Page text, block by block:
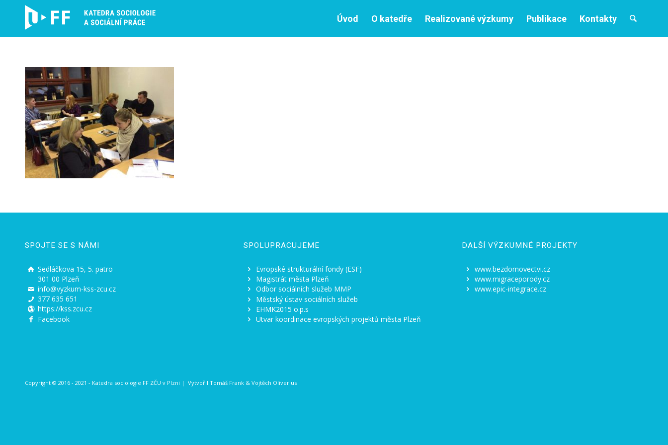
Úvod O katedře Realizované výzkumy Publikace Kontakty
SPOJTE SE S NÁMI
Sedláčkova 15, 5. patro
301 00 Plzeň
info@vyzkum-kss-zcu.cz
377 635 651
https://kss.zcu.cz
Facebook
SPOLUPRACUJEME
Evropské strukturální fondy (ESF)
Magistrát města Plzeň
Odbor sociálních služeb MMP
Městský ústav sociálních služeb
EHMK2015 o.p.s
Utvar koordinace evropských projektů města Plzeň
DALŠÍ VÝZKUMNÉ PROJEKTY
www.bezdomovectvi.cz
www.migraceporody.cz
www.epic-integrace.cz
Copyright © 2016 - 2021 - Katedra sociologie FF ZČU v Plzni | Vytvořil Tomáš Frank & Vojtěch Oliverius